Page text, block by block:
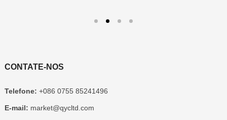
CONTATE-NOS
Telefone: +086 0755 85241496
E-mail: market@qycltd.com